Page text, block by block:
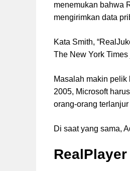
menemukan bahwa
mengirimkan data
Kata Smith,
The New York
Masalah makin
2005, Microsoft
orang-orang
Di saat yang sama,